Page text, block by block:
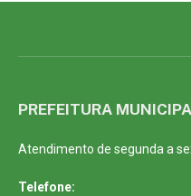
PREFEITURA
Atendimento de segunda a
Telefone: